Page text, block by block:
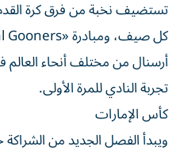
تستضيف نخبة من فرق كرة القدم
أرسنال من مختلف أنحاء
تجربة النادي للمرة الأولى.
كأس الإمارات
ويبدأ الفصل الجديد من الشراكة